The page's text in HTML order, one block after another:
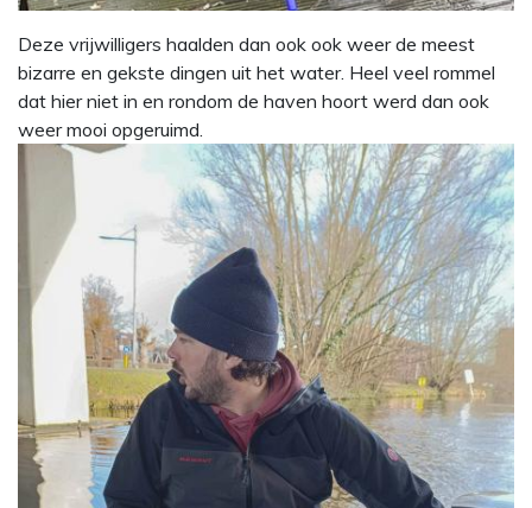
Deze vrijwilligers haalden dan ook ook weer de meest
bizarre en gekste dingen uit het water. Heel veel rommel
dat hier niet in en rondom de haven hoort werd dan ook
weer mooi opgeruimd.